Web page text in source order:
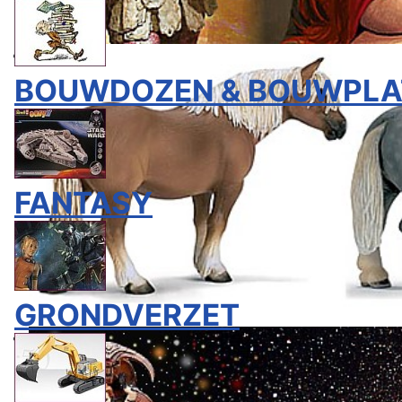
BOUWDOZEN &
FANTASY
GRONDVERZET